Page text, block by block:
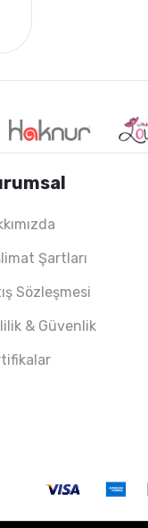
Şartları
Sözleşmesi
& Güvenlik